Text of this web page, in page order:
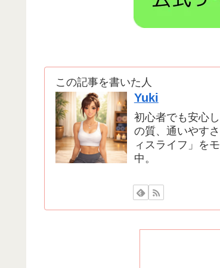
この記事を書いた人
Yuki
初心者でも安心
の質、通いやす
ィスライフ」を
中。